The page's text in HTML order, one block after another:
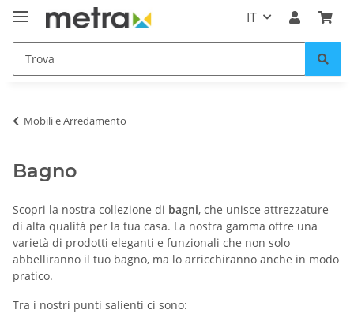
IT
Mobili e Arredamento
Bagno
Scopri la nostra collezione di bagni, che unisce attrezzature
di alta qualità per la tua casa. La nostra gamma offre una
varietà di prodotti eleganti e funzionali che non solo
abbelliranno il tuo bagno, ma lo arricchiranno anche in modo
pratico.
Tra i nostri punti salienti ci sono: